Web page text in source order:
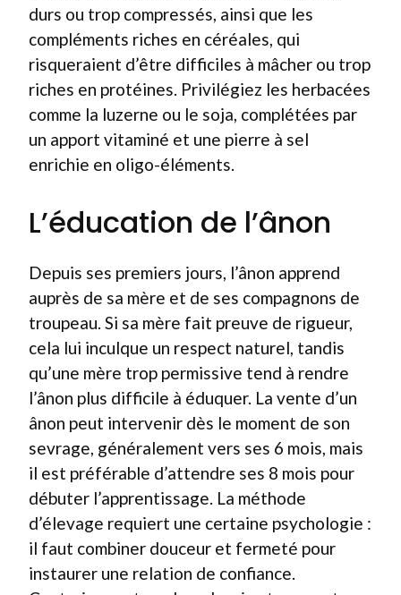
durs ou trop compressés, ainsi que les
compléments riches en céréales, qui
risqueraient d’être difficiles à mâcher ou trop
riches en protéines. Privilégiez les herbacées
comme la luzerne ou le soja, complétées par
un apport vitaminé et une pierre à sel
enrichie en oligo-éléments.
L’éducation de l’ânon
Depuis ses premiers jours, l’ânon apprend
auprès de sa mère et de ses compagnons de
troupeau. Si sa mère fait preuve de rigueur,
cela lui inculque un respect naturel, tandis
qu’une mère trop permissive tend à rendre
l’ânon plus difficile à éduquer. La vente d’un
ânon peut intervenir dès le moment de son
sevrage, généralement vers ses 6 mois, mais
il est préférable d’attendre ses 8 mois pour
débuter l’apprentissage. La méthode
d’élevage requiert une certaine psychologie :
il faut combiner douceur et fermeté pour
instaurer une relation de confiance.